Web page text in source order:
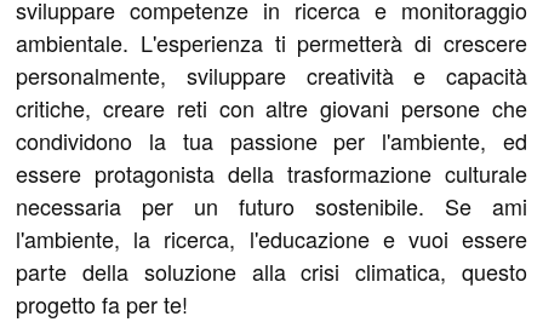
sviluppare competenze in ricerca e monitoraggio
ambientale. L'esperienza ti permetterà di crescere
personalmente, sviluppare creatività e capacità
critiche, creare reti con altre giovani persone che
condividono la tua passione per l'ambiente, ed
essere protagonista della trasformazione culturale
necessaria per un futuro sostenibile. Se ami
l'ambiente, la ricerca, l'educazione e vuoi essere
parte della soluzione alla crisi climatica, questo
progetto fa per te!